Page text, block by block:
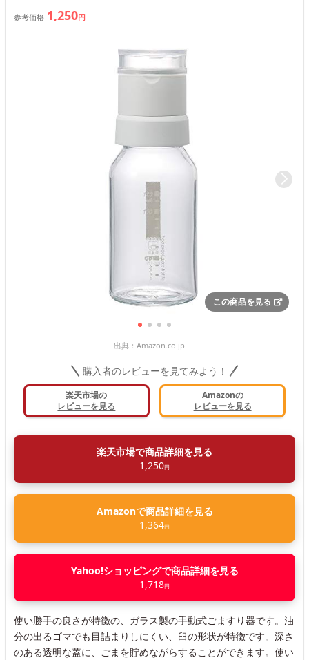
参考価格 1,250円
この商品を見る
出典： Amazon.co.jp
購入者のレビューを見てみよう！
楽天市場の
レビューを見る
Amazonの
レビューを見る
楽天市場で商品詳細を見る
1,250円
Amazonで商品詳細を見る
1,364円
Yahoo!ショッピングで商品詳細を見る
1,718円
使い勝手の良さが特徴の、ガラス製の手動式ごますり器です。油
分の出るゴマでも目詰まりしにくい、臼の形状が特徴です。深さ
のある透明な蓋に、ごまを貯めながらすることができます。使い